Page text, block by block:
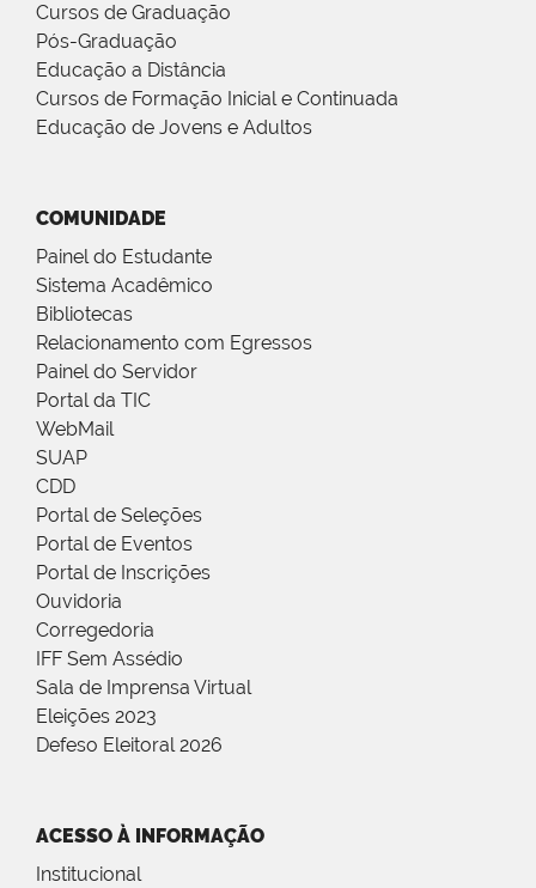
Cursos de Graduação
Pós-Graduação
Educação a Distância
Cursos de Formação Inicial e Continuada
Educação de Jovens e Adultos
COMUNIDADE
Painel do Estudante
Sistema Acadêmico
Bibliotecas
Relacionamento com Egressos
Painel do Servidor
Portal da TIC
WebMail
SUAP
CDD
Portal de Seleções
Portal de Eventos
Portal de Inscrições
Ouvidoria
Corregedoria
IFF Sem Assédio
Sala de Imprensa Virtual
Eleições 2023
Defeso Eleitoral 2026
ACESSO À INFORMAÇÃO
Institucional